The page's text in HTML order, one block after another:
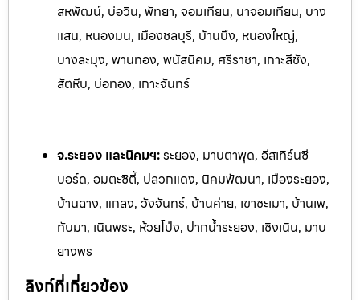
สหพัฒน์, บ่อวิน, พัทยา, จอมเทียน, นาจอมเทียน, บาง
แสน, หนองมน, เมืองชลบุรี, บ้านบึง, หนองใหญ่,
บางละมุง, พานทอง, พนัสนิคม, ศรีราชา, เกาะสีชัง,
สัตหีบ, บ่อทอง, เกาะจันทร์
จ.ระยอง และนิคมฯ:ระยอง, มาบตาพุด, อีสเทิร์นซี
บอร์ด, อมตะซิตี้, ปลวกแดง, นิคมพัฒนา, เมืองระยอง,
บ้านฉาง, แกลง, วังจันทร์, บ้านค่าย, เขาชะเมา, บ้านเพ,
ทับมา, เนินพระ, ห้วยโป่ง, ปากน้ำระยอง, เชิงเนิน, มาบ
ยางพร
ลิงก์ที่เกี่ยวข้อง